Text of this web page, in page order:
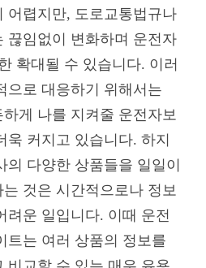
어렵지만, 도로교통법규나
끊임없이 변화하며 운전자
확대될 수 있습니다. 이러
으로 대응하기 위해서는
하게 나를 지켜줄 운전자보
욱 커지고 있습니다. 하지
의 다양한 상품들을 일일이
것은 시간적으로나 정보
려운 일입니다. 이때 운전
트는 여러 상품의 정보를